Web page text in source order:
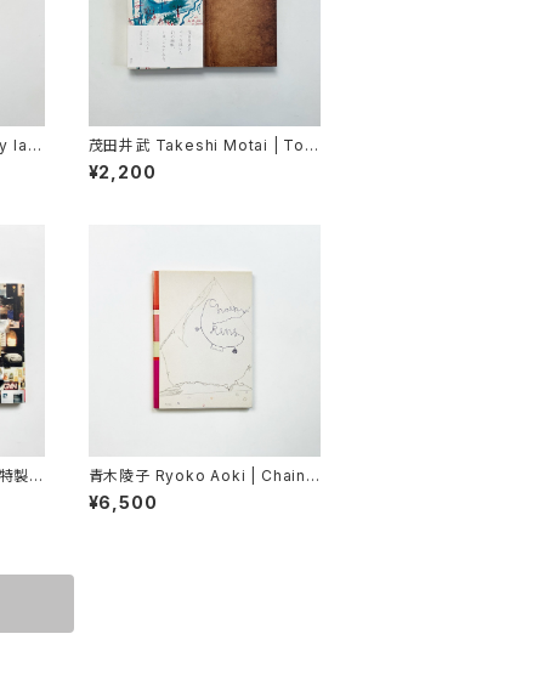
lay
茂田井武 Takeshi Motai | Ton
Paris = トン・パリ
¥2,200
製
青木陵子 Ryoko Aoki | Chain
Ring
¥6,500